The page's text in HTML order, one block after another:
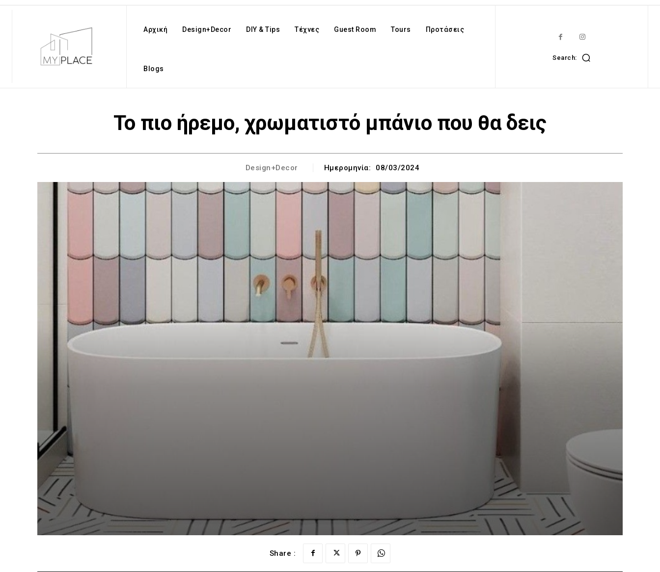
Αρχική Design+Decor DIY & Tips Τέχνες Guest Room Tours Προτάσεις
Blogs
Search:
Το πιο ήρεμο, χρωματιστό μπάνιο που θα δεις
Design+Decor Ημερομηνία: 08/03/2024
Share :